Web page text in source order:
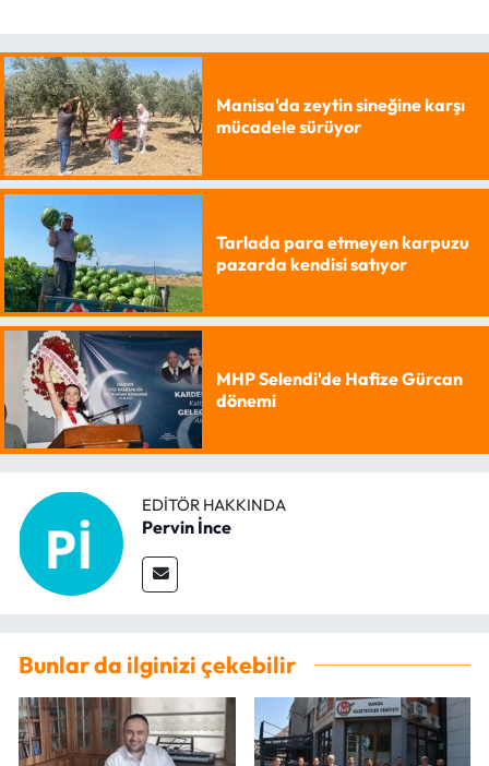
Manisa'da zeytin sineğine karşı
mücadele sürüyor
Tarlada para etmeyen karpuzu
pazarda kendisi satıyor
MHP Selendi'de Hafize Gürcan
dönemi
EDITÖR HAKKINDA
Pervin İnce
Bunlar da ilginizi çekebilir